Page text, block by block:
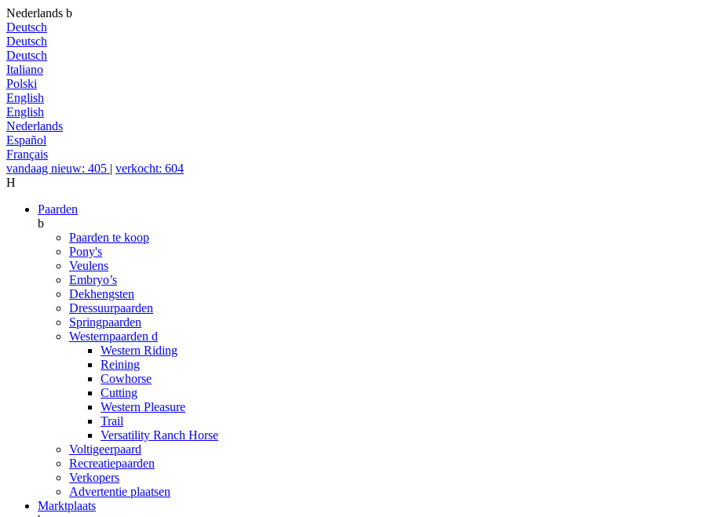
Nederlands b
Deutsch
Deutsch
Deutsch
Italiano
Polski
English
English
Nederlands
Español
Français
vandaag nieuw: 405 | verkocht: 604
H
Paarden
b
Paarden te koop
Pony's
Veulens
Embryo’s
Dekhengsten
Dressuurpaarden
Springpaarden
Westernpaarden d
Western Riding
Reining
Cowhorse
Cutting
Western Pleasure
Trail
Versatility Ranch Horse
Voltigeerpaard
Recreatiepaarden
Verkopers
Advertentie plaatsen
Marktplaats